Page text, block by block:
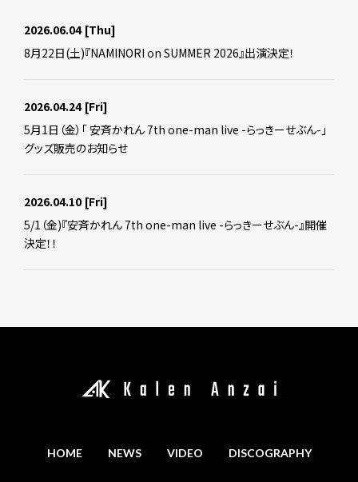
2026.06.04 [Thu]
8月22日(土)『NAMINORI on SUMMER 2026』出演決定！
2026.04.24 [Fri]
5月1日（金）「 安斉かれん 7th one-man live -らっきーせぶん-」
グッズ販売のお知らせ
2026.04.10 [Fri]
5/1（金)『安斉かれん 7th one-man live -らっきーせぶん-』開催
決定！！
HOME NEWS VIDEO DISCOGRAPHY